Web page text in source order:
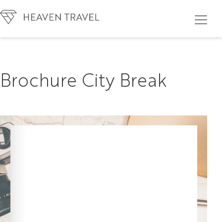
Brochure City Break